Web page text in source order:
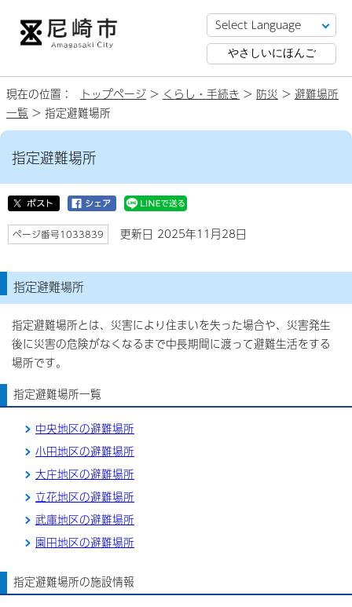
やさしいにほんご
現在の位置： トップページ > くらし・手続き > 防災 > 避難場所
一覧 > 指定避難場所
指定避難場所
ページ番号1033839 更新日 2025年11月28日
指定避難場所
指定避難場所とは、災害により住まいを失った場合や、災害発生
後に災害の危険がなくなるまで中長期間に渡って避難生活をする
場所です。
指定避難場所一覧
中央地区の避難場所
小田地区の避難場所
大庄地区の避難場所
立花地区の避難場所
武庫地区の避難場所
園田地区の避難場所
指定避難場所の施設情報